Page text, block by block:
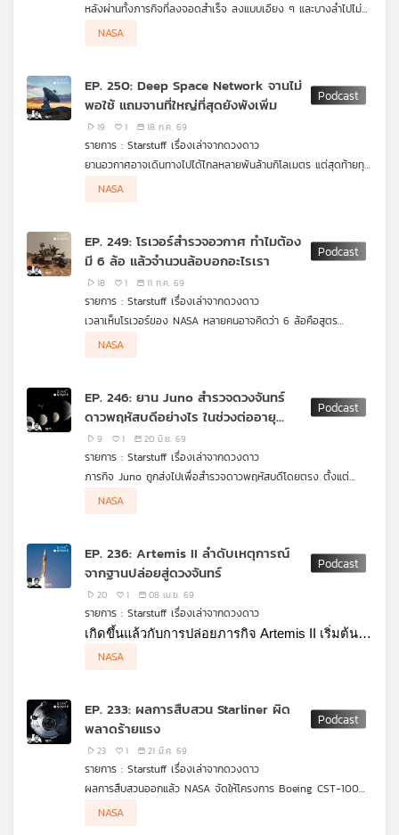
บทความ
กิจกรรม
เครือ
ข่าย
แผนที่
หลังผ่านทั้งภารกิจที่ลงจอดสำเร็จ ลงแบบเอียง ๆ และบางลำไปไม่
Payload Services หรือ CLPS เมื่อ NASA วางแผนส่งภารกิจ
Intuitive Machines และ Blue Ghost Mission 2 ของ Firefly
Aerospace โดยแต่ละภารกิจไม่ได้เพียงขนอุปกรณ์วิทยาศาสตร์ แต่
จะเริ่มทดสอบระบบขนส่ง การสำรวจ และโครงสร้างพื้นฐานที่จำเป็น
ต่อการกลับไปอาศัยบนดวงจันทร์ในระยะยาว
NASA
EP. 250: Deep Space Network จานไม่
พอใช้ แถมจานที่ใหญ่ที่สุดยังพังเพิ่ม
19 1 18 ก.ค. 69
รายการ : Starstuff เรื่องเล่าจากดวงดาว
ยานอวกาศอาจเดินทางไปได้ไกลหลายพันล้านกิโลเมตร แต่สุดท้ายทุก
Space Network หรือ DSN เครือข่ายจานรับส่งสัญญาณขนาดยักษ์
สามารถของเครือข่าย จนในบางช่วงความต้องการใช้จานสูงกว่าความ
สถานการณ์ยิ่งหนักขึ้นเมื่อ DSS-14 จานขนาด 70 เมตรที่
จนสายสัญญาณและระบบภายในเสียหาย รวมถึงเกิดน้ำท่วมบริเวณ
ฐานจาน NASA ระบุว่าจานนี้จะต้องหยุดใช้งานเพื่อซ่อมและปรับปรุง
ยาวไปจนถึงเดือนตุลาคม 2028
บ่อยขึ้น และติดกล้องที่เก็บข้อมูลได้ละเอียดขึ้นเพียงใด ทุกอย่างก็
แทบไม่มีความหมาย หากไม่มีเวลาบนจานมากพอจะส่งคำสั่งขึ้นไป และ
รับข้อมูลเหล่านั้นกลับมายังโลก
NASA
EP. 249: โรเวอร์สำรวจอวกาศ ทำไมต้อง
มี 6 ล้อ แล้วจำนวนล้อบอกอะไรเรา
18 1 11 ก.ค. 69
รายการ : Starstuff เรื่องเล่าจากดวงดาว
เวลาเห็นโรเวอร์ของ NASA หลายคนอาจคิดว่า 6 ล้อคือสูตร
ตายตัว มันคือผลลัพธ์ของการออกแบบให้เหมาะกับพื้นผิว ภารกิจ น้ำ
เวอร์ 6 ล้อสามารถปีนผ่านหิน หลุม และพื้นขรุขระได้โดยไม่ต้องใช้
ได้ฉลาดขึ้น เพราะสุดท้ายแล้ว โรเวอร์ไม่ได้ดีเพราะมีล้อเยอะกว่า แต่
ดีเพราะมันใช้ทุกล้อที่มีได้คุ้มแค่ไหน
NASA
EP. 246: ยาน Juno สำรวจดวงจันทร์
ดาวพฤหัสบดีอย่างไร ในช่วงต่ออายุ
ภารกิจ
9 1 20 มิ.ย. 69
รายการ : Starstuff เรื่องเล่าจากดวงดาว
ภารกิจ Juno ถูกส่งไปเพื่อสำรวจดาวพฤหัสบดีโดยตรง ตั้งแต่
แต่หลังจากยานทำภารกิจหลักสำเร็จและยังมีสภาพดี NASA จึงต่อ
Extended Mission นี้ วงโคจรของ Juno ถูกปรับให้มีโอกาสบินผ่าน
ดวงจันทร์สำคัญอย่าง Ganymede, Europa และ Io ในระยะใกล้
ทำให้ยานได้เก็บข้อมูลของโลกน้ำแข็งและโลกภูเขาไฟเหล่านี้ไปพร้อม
กับการศึกษาสภาพแวดล้อมรุนแรงรอบดาวพฤหัสบดี
โดยตรง แต่นักวิทยาศาสตร์เอาเครื่องมือที่มีอยู่เดิม ทั้งกล้อง
สนามแม่เหล็กของดาวพฤหัสบดี
NASA
EP. 236: Artemis II ลำดับเหตุการณ์
จากฐานปล่อยสู่ดวงจันทร์
20 1 08 เม.ย. 69
รายการ : Starstuff เรื่องเล่าจากดวงดาว
เกิดขึ้นแล้วกับการปล่อยภารกิจ Artemis II เริ่มต้น
การเดินทางกลับสู่ดวงจันทร์ของมนุษยชาติในรอบ
การเดินทางสู่ดวงจันทร์
NASA
EP. 233: ผลการสืบสวน Starliner ผิด
พลาดร้ายแรง
23 1 21 มี.ค. 69
รายการ : Starstuff เรื่องเล่าจากดวงดาว
ผลการสืบสวนออกแล้ว NASA จัดให้โครงการ Boeing CST-100
พลาดที่ในระบบการจัดการความเสี่ยงของ NASA ถือว่า “ร้ายแรง
ใจเชิงนโยบาย ถึงทำให้ยานที่ถูกออกแบบมาเพื่อพามนุษย์ขึ้นสู่อวกาศ
Starstuff เรื่องเล่าจากดวงดาว ตอนนี้ชวนตั้งคำถามถึงทิศทางของ
NASA